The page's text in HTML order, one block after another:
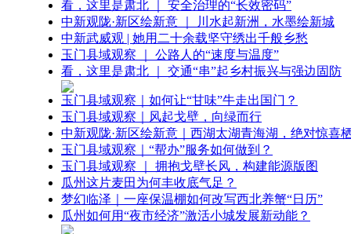
看，这里是肃北 ｜ 安全治理的“长效密码”
中新观陇·新区绘新意 ｜ 川水起新洲，水墨绘新城
中新武威观 | 她用二十余载坚守绣出千般乡愁
玉门县域观察 ｜ 公路人的“速度与温度”
看，这里是肃北 ｜ 交通“串”起乡村振兴与强边固防
玉门县域观察｜如何让“甘味”牛走出国门？
玉门县域观察｜风起戈壁，向绿而行
中新观陇·新区绘新意｜西湖太湖青海湖，绝对惊喜
玉门县域观察｜“帮办”服务如何做到？
玉门县域观察 ｜ 拥抱戈壁长风，构建能源版图
瓜州这片麦田为何丰收底气足？
梦幻临泽｜一座保温棚如何改写西北养蟹“日历”
瓜州如何用“夜市经济”激活小城发展新动能？